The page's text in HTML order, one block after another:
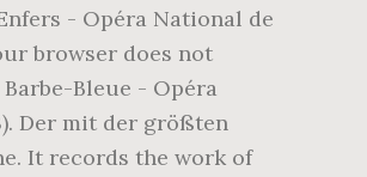
- Opéra National de
browser does not
Bleue - Opéra
Der mit der größten
It records the work of